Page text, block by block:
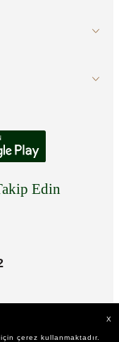
Edin
X
çerez kullanmaktadır.